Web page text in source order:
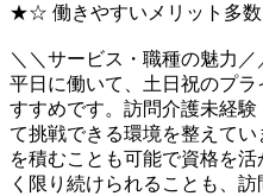
★☆ 働きやすいメリット多
＼＼サービス・職種の魅力／
平日に働いて、土日祝のプ
すすめです。訪問介護未経
て挑戦できる環境を整えて
を積むことも可能で資格を
く限り続けられることも、